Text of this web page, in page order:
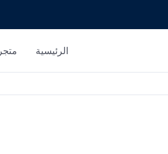
الرئيسية متجر